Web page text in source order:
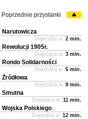
Poprzednie przystanki
Narutowicza
Dojeżdża w: 2 min.
Rewolucji 1905r.
Dojeżdża w: 3 min.
Rondo Solidarności
Dojeżdża w: 5 min.
Źródłowa
Dojeżdża w: 9 min.
Smutna
Dojeżdża w: 11 min.
Wojska Polskiego
Dojeżdża w: 12 min.